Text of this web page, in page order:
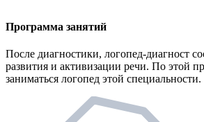
Программа занятий
После диагностики, логопед-диагност
развития и активизации речи. По этой
заниматься логопед этой специальности.